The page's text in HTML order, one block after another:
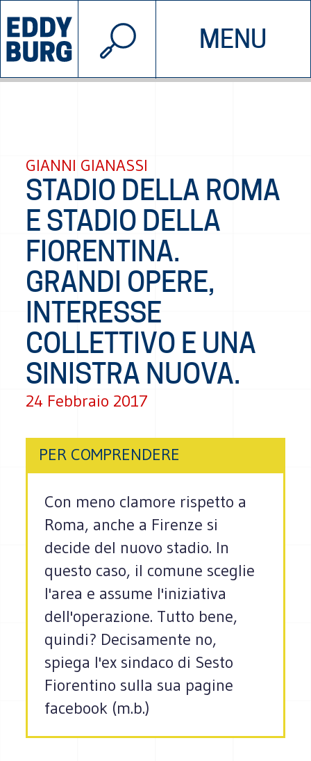
MENU
INIZIATIVE CHI SIAMO
© 2026 EDDYBURG
GIANNI GIANASSI
STADIO DELLA ROMA
E STADIO DELLA
FIORENTINA.
GRANDI OPERE,
INTERESSE
COLLETTIVO E UNA
SINISTRA NUOVA.
24 Febbraio 2017
PER COMPRENDERE
Con meno clamore rispetto a
Roma, anche a Firenze si
decide del nuovo stadio. In
questo caso, il comune sceglie
l'area e assume l'iniziativa
dell'operazione. Tutto bene,
quindi? Decisamente no,
spiega l'ex sindaco di Sesto
Fiorentino sulla sua pagine
facebook (m.b.)